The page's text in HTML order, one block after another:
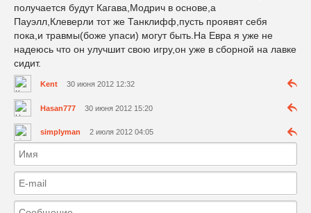
получается будут Кагава,Модрич в основе,а
Пауэлл,Клеверли тот же Танклифф,пусть проявят себя
пока,и травмы(боже упаси) могут быть.На Евра я уже не
надеюсь что он улучшит свою игру,он уже в сборной на лавке
сидит.
Kent 30 июня 2012 12:32
Hasan777 30 июня 2012 15:20
simplyman 2 июля 2012 04:05